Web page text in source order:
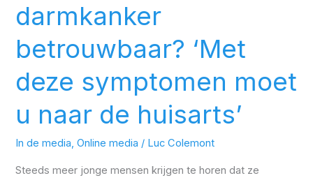
darmkanker
betrouwbaar? ‘Met
deze symptomen moet
u naar de huisarts’
In de media,Online media / Luc Colemont
Steeds meer jonge mensen krijgen te horen dat ze
huisarts’